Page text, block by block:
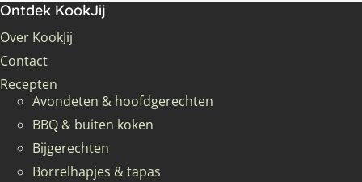
Ontdek KookJij
Over KookJij
Contact
Recepten
Avondeten & hoofdgerechten
BBQ & buiten koken
Bijgerechten
Borrelhapjes & tapas